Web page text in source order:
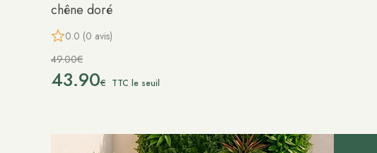
chêne doré
0.0 (0 avis)
49.00€
43.90€ TTC le seuil